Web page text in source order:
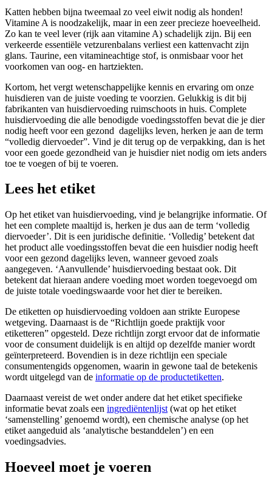
Katten hebben bijna tweemaal zo veel eiwit nodig als honden!
Vitamine A is noodzakelijk, maar in een zeer precieze hoeveelheid.
Zo kan te veel lever (rijk aan vitamine A) schadelijk zijn. Bij een
verkeerde essentiële vetzurenbalans verliest een kattenvacht zijn
glans. Taurine, een vitamineachtige stof, is onmisbaar voor het
voorkomen van oog- en hartziekten.
Kortom, het vergt wetenschappelijke kennis en ervaring om onze
huisdieren van de juiste voeding te voorzien. Gelukkig is dit bij
fabrikanten van huisdiervoeding ruimschoots in huis. Complete
huisdiervoeding die alle benodigde voedingsstoffen bevat die je dier
nodig heeft voor een gezond dagelijks leven, herken je aan de term
“volledig diervoeder”. Vind je dit terug op de verpakking, dan is het
voor een goede gezondheid van je huisdier niet nodig om iets anders
toe te voegen of bij te voeren.
Lees het etiket
Op het etiket van huisdiervoeding, vind je belangrijke informatie. Of
het een complete maaltijd is, herken je dus aan de term ‘volledig
diervoeder’. Dit is een juridische definitie. ‘Volledig’ betekent dat
het product alle voedingsstoffen bevat die een huisdier nodig heeft
voor een gezond dagelijks leven, wanneer gevoed zoals
aangegeven. ‘Aanvullende’ huisdiervoeding bestaat ook. Dit
betekent dat hieraan andere voeding moet worden toegevoegd om
de juiste totale voedingswaarde voor het dier te bereiken.
De etiketten op huisdiervoeding voldoen aan strikte Europese
wetgeving. Daarnaast is de “Richtlijn goede praktijk voor
etiketteren” opgesteld. Deze richtlijn zorgt ervoor dat de informatie
voor de consument duidelijk is en altijd op dezelfde manier wordt
geïnterpreteerd. Bovendien is in deze richtlijn een speciale
consumentengids opgenomen, waarin in gewone taal de betekenis
wordt uitgelegd van de informatie op de productetiketten.
Daarnaast vereist de wet onder andere dat het etiket specifieke
informatie bevat zoals een ingrediëntenlijst (wat op het etiket
‘samenstelling’ genoemd wordt), een chemische analyse (op het
etiket aangeduid als ‘analytische bestanddelen’) en een
voedingsadvies.
Hoeveel moet je voeren